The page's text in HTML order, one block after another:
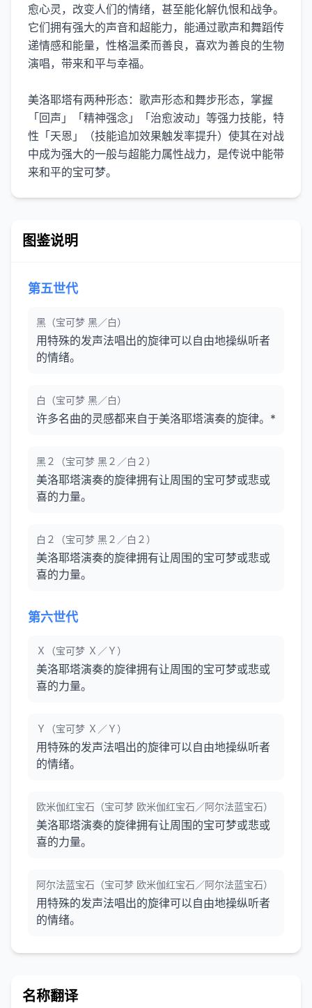
愈心灵，改变人们的情绪，甚至能化解仇恨和战争。
它们拥有强大的声音和超能力，能通过歌声和舞蹈传
递情感和能量，性格温柔而善良，喜欢为善良的生物
演唱，带来和平与幸福。
美洛耶塔有两种形态：歌声形态和舞步形态，掌握
「回声」「精神强念」「治愈波动」等强力技能，特
性「天恩」（技能追加效果触发率提升）使其在对战
中成为强大的一般与超能力属性战力，是传说中能带
来和平的宝可梦。
图鉴说明
第五世代
黑（宝可梦 黑／白）
用特殊的发声法唱出的旋律可以自由地操纵听者
的情绪。
白（宝可梦 黑／白）
许多名曲的灵感都来自于美洛耶塔演奏的旋律。*
黑２（宝可梦 黑２／白２）
美洛耶塔演奏的旋律拥有让周围的宝可梦或悲或
喜的力量。
白２（宝可梦 黑２／白２）
美洛耶塔演奏的旋律拥有让周围的宝可梦或悲或
喜的力量。
第六世代
Ｘ（宝可梦 Ｘ／Ｙ）
美洛耶塔演奏的旋律拥有让周围的宝可梦或悲或
喜的力量。
Ｙ（宝可梦 Ｘ／Ｙ）
用特殊的发声法唱出的旋律可以自由地操纵听者
的情绪。
欧米伽红宝石（宝可梦 欧米伽红宝石／阿尔法蓝宝石）
美洛耶塔演奏的旋律拥有让周围的宝可梦或悲或
喜的力量。
阿尔法蓝宝石（宝可梦 欧米伽红宝石／阿尔法蓝宝石）
用特殊的发声法唱出的旋律可以自由地操纵听者
的情绪。
名称翻译